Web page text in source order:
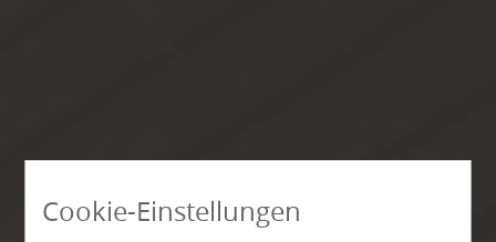
Cookie-Einstellungen